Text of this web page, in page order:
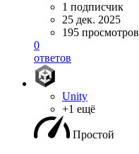
1 подписчик
25 дек. 2025
195 просмотров
0
ответов
Unity
+1 ещё
Простой